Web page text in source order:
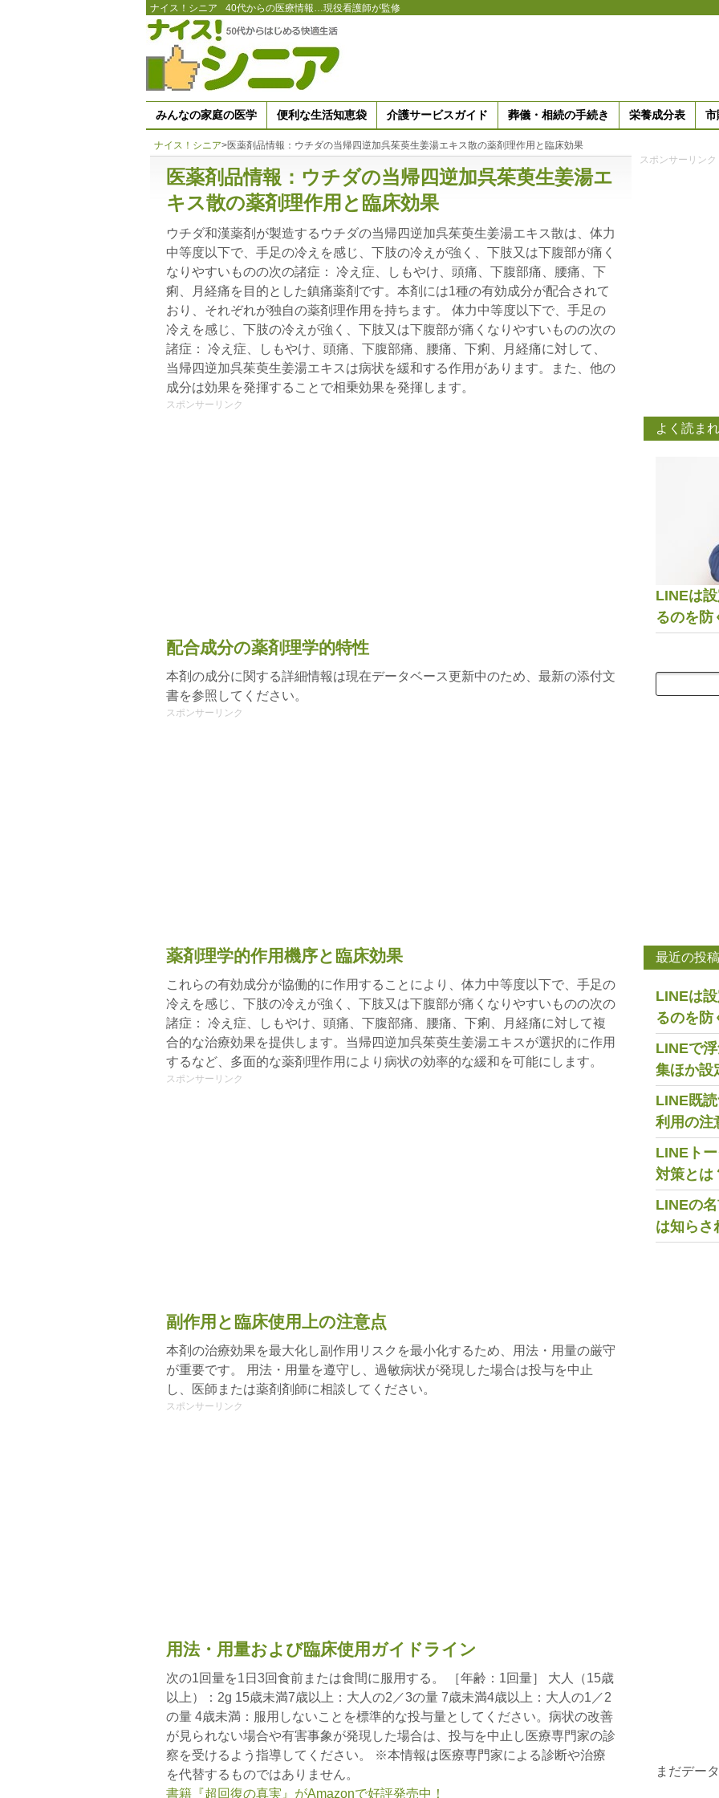
ナイス！シニア 40代からの医療情報…現役看護師が監修
みんなの家庭の医学 便利な生活知恵袋 介護サービスガイド 葬儀・相続の手続き 栄養成分表 市
ナイス！シニア>医薬剤品情報：ウチダの当帰四逆加呉茱萸生姜湯エキス散の薬剤理作用と臨床効果
医薬剤品情報：ウチダの当帰四逆加呉茱萸生姜湯エ
キス散の薬剤理作用と臨床効果
ウチダ和漢薬剤が製造するウチダの当帰四逆加呉茱萸生姜湯エキス散は、体力
中等度以下で、手足の冷えを感じ、下肢の冷えが強く、下肢又は下腹部が痛く
なりやすいものの次の諸症： 冷え症、しもやけ、頭痛、下腹部痛、腰痛、下
痢、月経痛を目的とした鎮痛薬剤です。本剤には1種の有効成分が配合されて
おり、それぞれが独自の薬剤理作用を持ちます。 体力中等度以下で、手足の
冷えを感じ、下肢の冷えが強く、下肢又は下腹部が痛くなりやすいものの次の
諸症： 冷え症、しもやけ、頭痛、下腹部痛、腰痛、下痢、月経痛に対して、
当帰四逆加呉茱萸生姜湯エキスは病状を緩和する作用があります。また、他の
成分は効果を発揮することで相乗効果を発揮します。
スポンサーリンク
配合成分の薬剤理学的特性
本剤の成分に関する詳細情報は現在データベース更新中のため、最新の添付文
書を参照してください。
スポンサーリンク
薬剤理学的作用機序と臨床効果
これらの有効成分が協働的に作用することにより、体力中等度以下で、手足の
冷えを感じ、下肢の冷えが強く、下肢又は下腹部が痛くなりやすいものの次の
諸症： 冷え症、しもやけ、頭痛、下腹部痛、腰痛、下痢、月経痛に対して複
合的な治療効果を提供します。当帰四逆加呉茱萸生姜湯エキスが選択的に作用
するなど、多面的な薬剤理作用により病状の効率的な緩和を可能にします。
スポンサーリンク
副作用と臨床使用上の注意点
本剤の治療効果を最大化し副作用リスクを最小化するため、用法・用量の厳守
が重要です。 用法・用量を遵守し、過敏病状が発現した場合は投与を中止
し、医師または薬剤剤師に相談してください。
スポンサーリンク
用法・用量および臨床使用ガイドライン
次の1回量を1日3回食前または食間に服用する。 ［年齢：1回量］ 大人（15歳
以上）：2g 15歳未満7歳以上：大人の2／3の量 7歳未満4歳以上：大人の1／2
の量 4歳未満：服用しないことを標準的な投与量としてください。病状の改善
が見られない場合や有害事象が発現した場合は、投与を中止し医療専門家の診
察を受けるよう指導してください。 ※本情報は医療専門家による診断や治療
を代替するものではありません。
書籍『超回復の真実』がAmazonで好評発売中！
スポンサーリンク
よく読ま
LINEは
るのを防
最近の投稿
LINEは
るのを防
LINEで
集ほか設
LINE既
利用の注
LINEト
対策とは
LINEの
は知らさ
まだデー